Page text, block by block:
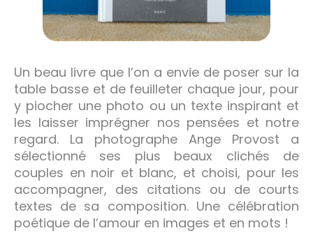
Un beau livre que l’on a envie de poser sur la
table basse et de feuilleter chaque jour, pour
y piocher une photo ou un texte inspirant et
les laisser imprégner nos pensées et notre
regard. La photographe Ange Provost a
sélectionné ses plus beaux clichés de
couples en noir et blanc, et choisi, pour les
accompagner, des citations ou de courts
textes de sa composition. Une célébration
poétique de l’amour en images et en mots !